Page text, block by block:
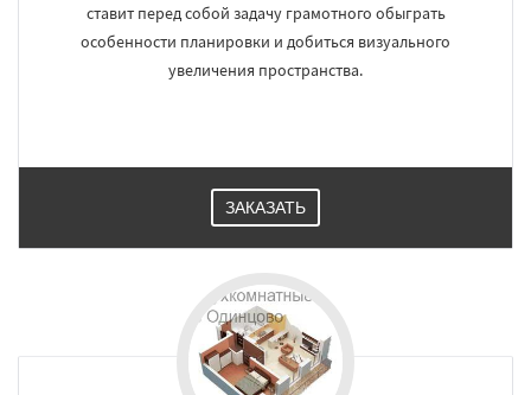
ставит перед собой задачу грамотного обыграть
особенности планировки и добиться визуального
увеличения пространства.
ЗАКАЗАТЬ